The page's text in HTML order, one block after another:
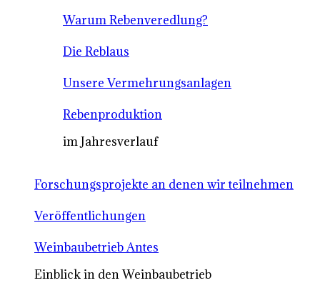
Warum Rebenveredlung?
Die Reblaus
Unsere Vermehrungsanlagen
Rebenproduktion
im Jahresverlauf
Forschungsprojekte an denen wir teilnehmen
Veröffentlichungen
Weinbaubetrieb Antes
Einblick in den Weinbaubetrieb